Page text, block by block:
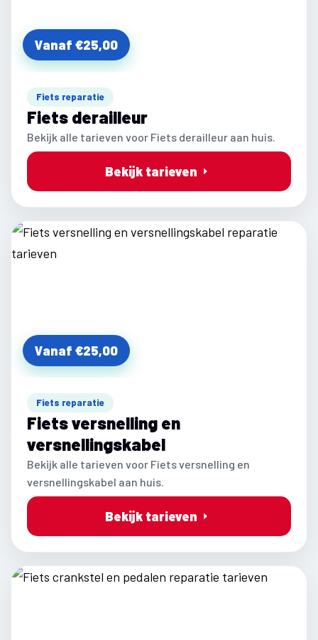
Vanaf €25,00
Fiets reparatie
Fiets derailleur
Bekijk alle tarieven voor Fiets derailleur aan huis.
Bekijk tarieven
Vanaf €25,00
Fiets reparatie
Fiets versnelling en
versnellingskabel
Bekijk alle tarieven voor Fiets versnelling en
versnellingskabel aan huis.
Bekijk tarieven